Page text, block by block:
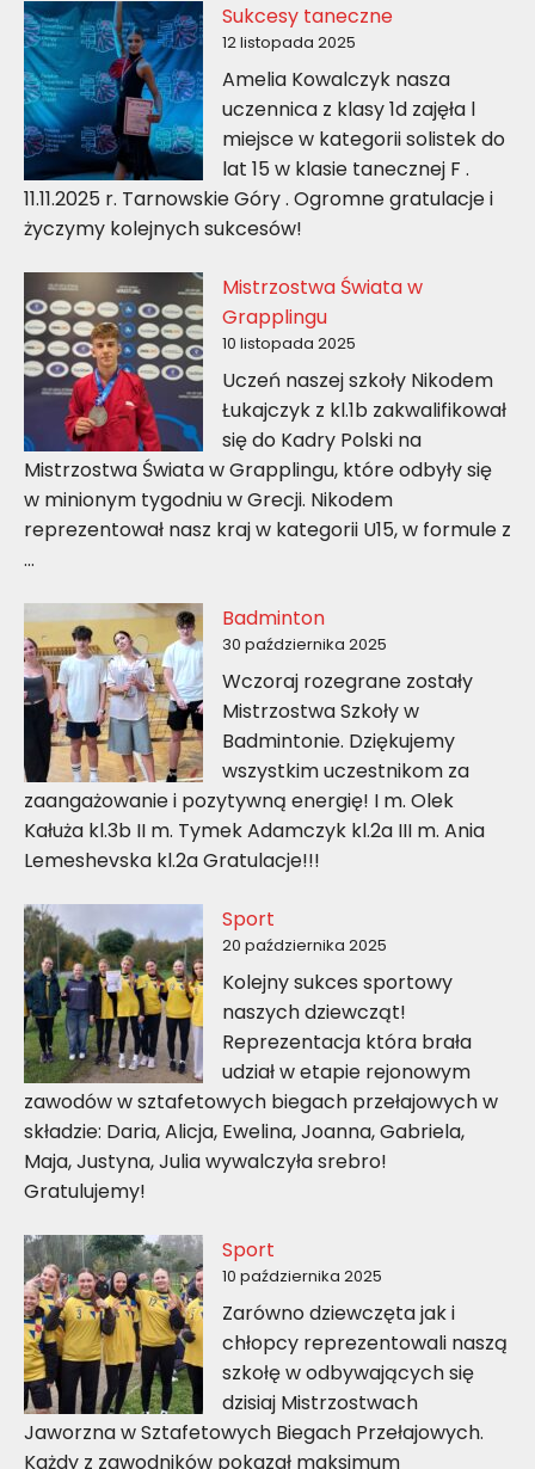
Sukcesy taneczne
12 listopada 2025
Amelia Kowalczyk nasza
uczennica z klasy 1d zajęła l
miejsce w kategorii solistek do
lat 15 w klasie tanecznej F .
11.11.2025 r. Tarnowskie Góry . Ogromne gratulacje i
życzymy kolejnych sukcesów!
Mistrzostwa Świata w
Grapplingu
10 listopada 2025
Uczeń naszej szkoły Nikodem
Łukajczyk z kl.1b zakwalifikował
się do Kadry Polski na
Mistrzostwa Świata w Grapplingu, które odbyły się
w minionym tygodniu w Grecji. Nikodem
reprezentował nasz kraj w kategorii U15, w formule z
…
Badminton
30 października 2025
Wczoraj rozegrane zostały
Mistrzostwa Szkoły w
Badmintonie. Dziękujemy
wszystkim uczestnikom za
zaangażowanie i pozytywną energię! I m. Olek
Kałuża kl.3b II m. Tymek Adamczyk kl.2a III m. Ania
Lemeshevska kl.2a Gratulacje!!!
Sport
20 października 2025
Kolejny sukces sportowy
naszych dziewcząt!
Reprezentacja która brała
udział w etapie rejonowym
zawodów w sztafetowych biegach przełajowych w
składzie: Daria, Alicja, Ewelina, Joanna, Gabriela,
Maja, Justyna, Julia wywalczyła srebro!
Gratulujemy!
Sport
10 października 2025
Zarówno dziewczęta jak i
chłopcy reprezentowali naszą
szkołę w odbywających się
dzisiaj Mistrzostwach
Jaworzna w Sztafetowych Biegach Przełajowych.
Każdy z zawodników pokazał maksimum